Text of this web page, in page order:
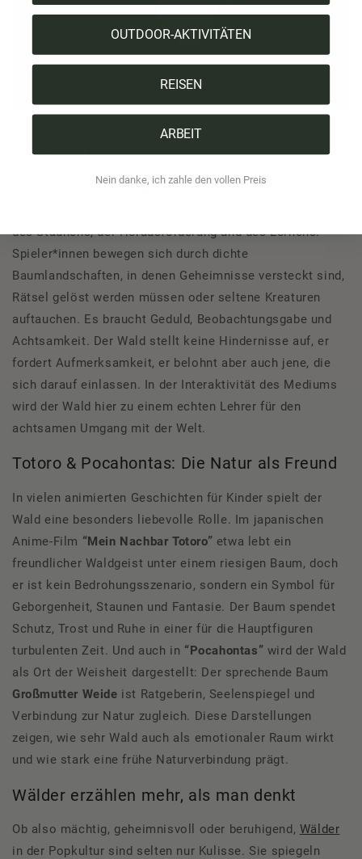
Breath of the Wild: Der Wald als Lehrer
Im Videospiel“The Legend of Zelda: Breath of the Wild”
des Staunens, der Herausforderung und des Lernens.
Spieler*innen bewegen sich durch dichte
Baumlandschaften, in denen Geheimnisse versteckt sind,
Rätsel gelöst werden müssen oder seltene Kreaturen
auftauchen. Es braucht Geduld, Beobachtungsgabe und
Achtsamkeit. Der Wald stellt keine Hindernisse auf, er
fordert Aufmerksamkeit, er belohnt aber auch jene, die
sich darauf einlassen. In der Interaktivität des Mediums
wird der Wald hier zu einem echten Lehrer für den
achtsamen Umgang mit der Welt.
Totoro & Pocahontas: Die Natur als Freund
In vielen animierten Geschichten für Kinder spielt der
Wald eine besonders liebevolle Rolle. Im japanischen
Anime-Film “Mein Nachbar Totoro” etwa lebt ein
freundlicher Waldgeist unter einem riesigen Baum, doch
er ist kein Bedrohungsszenario, sondern ein Symbol für
Geborgenheit, Staunen und Fantasie. Der Baum spendet
Schutz, Trost und Ruhe in einer für die Hauptfiguren
turbulenten Zeit. Und auch in “Pocahontas” wird der Wald
als Ort der Weisheit dargestellt: Der sprechende Baum
Großmutter Weide ist Ratgeberin, Seelenspiegel und
Verbindung zur Natur zugleich. Diese Darstellungen
zeigen, wie sehr Wald auch als emotionaler Raum wirkt
und wie stark eine frühe Naturverbindung prägt.
Wälder erzählen mehr, als man denkt
Ob also mächtig, geheimnisvoll oder beruhigend, Wälder
in der Popkultur sind selten nur Kulisse. Sie spiegeln
OUTDOOR-AKTIVITÄTEN
REISEN
ARBEIT
Nein danke, ich zahle den vollen Preis